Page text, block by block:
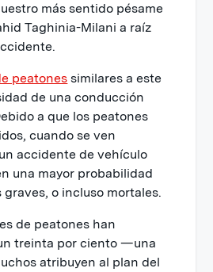
más sentido pésame
Taghinia-Milani a raíz
peatones similares a este
de una conducción
a que los peatones
cuando se ven
accidente de vehículo
una mayor probabilidad
o incluso mortales.
de peatones han
treinta por ciento —una
atribuyen al plan del